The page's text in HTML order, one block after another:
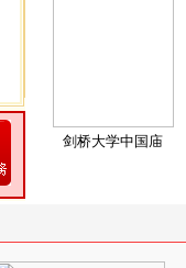
剑桥大学中国庙